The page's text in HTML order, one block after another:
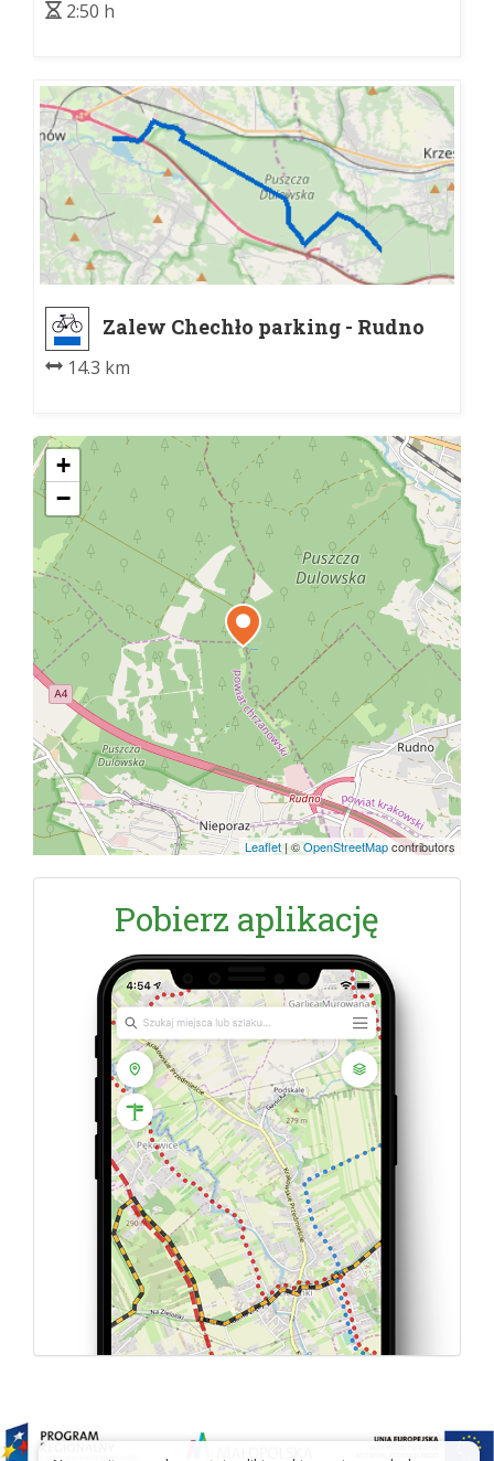
2:50 h
Zalew Chechło parking - Rudno
14.3 km
+
−
Leaflet|©OpenStreetMapcontributors
Pobierz aplikację